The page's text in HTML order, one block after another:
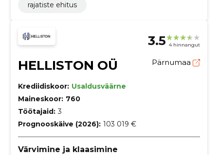
rajatiste ehitus
3.5 4 hinnangut
HELLISTON OÜ Pärnumaa
Krediidiskoor: Usaldusväärne
Maineskoor: 760
Töötajaid: 3
Prognooskäive (2026): 103 019 €
Värvimine ja klaasimine